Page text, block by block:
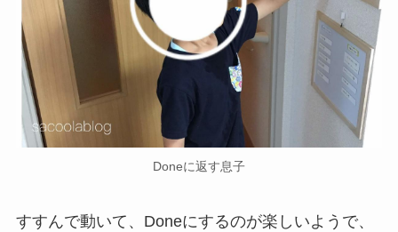
Doneに返す息子
すすんで動いて、Doneにするのが楽しいようで、